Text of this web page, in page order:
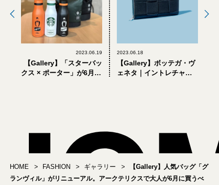
2023.06.19
【Gallery】「スターバッ
クス × ポーター」が6月21
2023.06.18
【Gallery】ボッテガ・ヴ
ェネタ｜イントレチャー
HOME FASHION ギャラリー
【Gallery】人気バッグ「グ
ランヴィル」がリニューアル。アークテリクスで大人が6月に買うべ